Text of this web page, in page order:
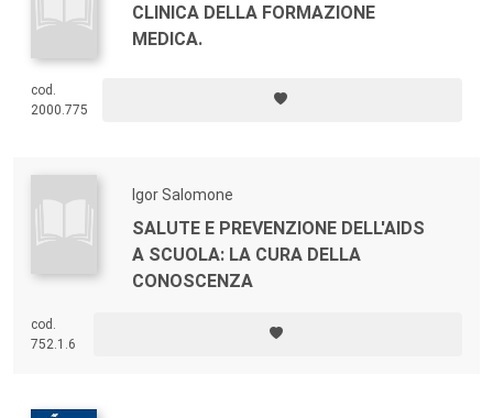
CLINICA DELLA FORMAZIONE
MEDICA.
cod.
2000.775
Igor Salomone
SALUTE E PREVENZIONE DELL'AIDS
A SCUOLA: LA CURA DELLA
CONOSCENZA
cod.
752.1.6